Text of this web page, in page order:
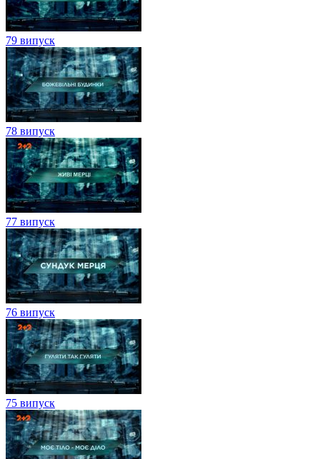
79 випуск
78 випуск
77 випуск
76 випуск
75 випуск